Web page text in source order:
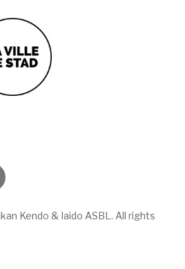
Kendo & Iaido ASBL. All rights